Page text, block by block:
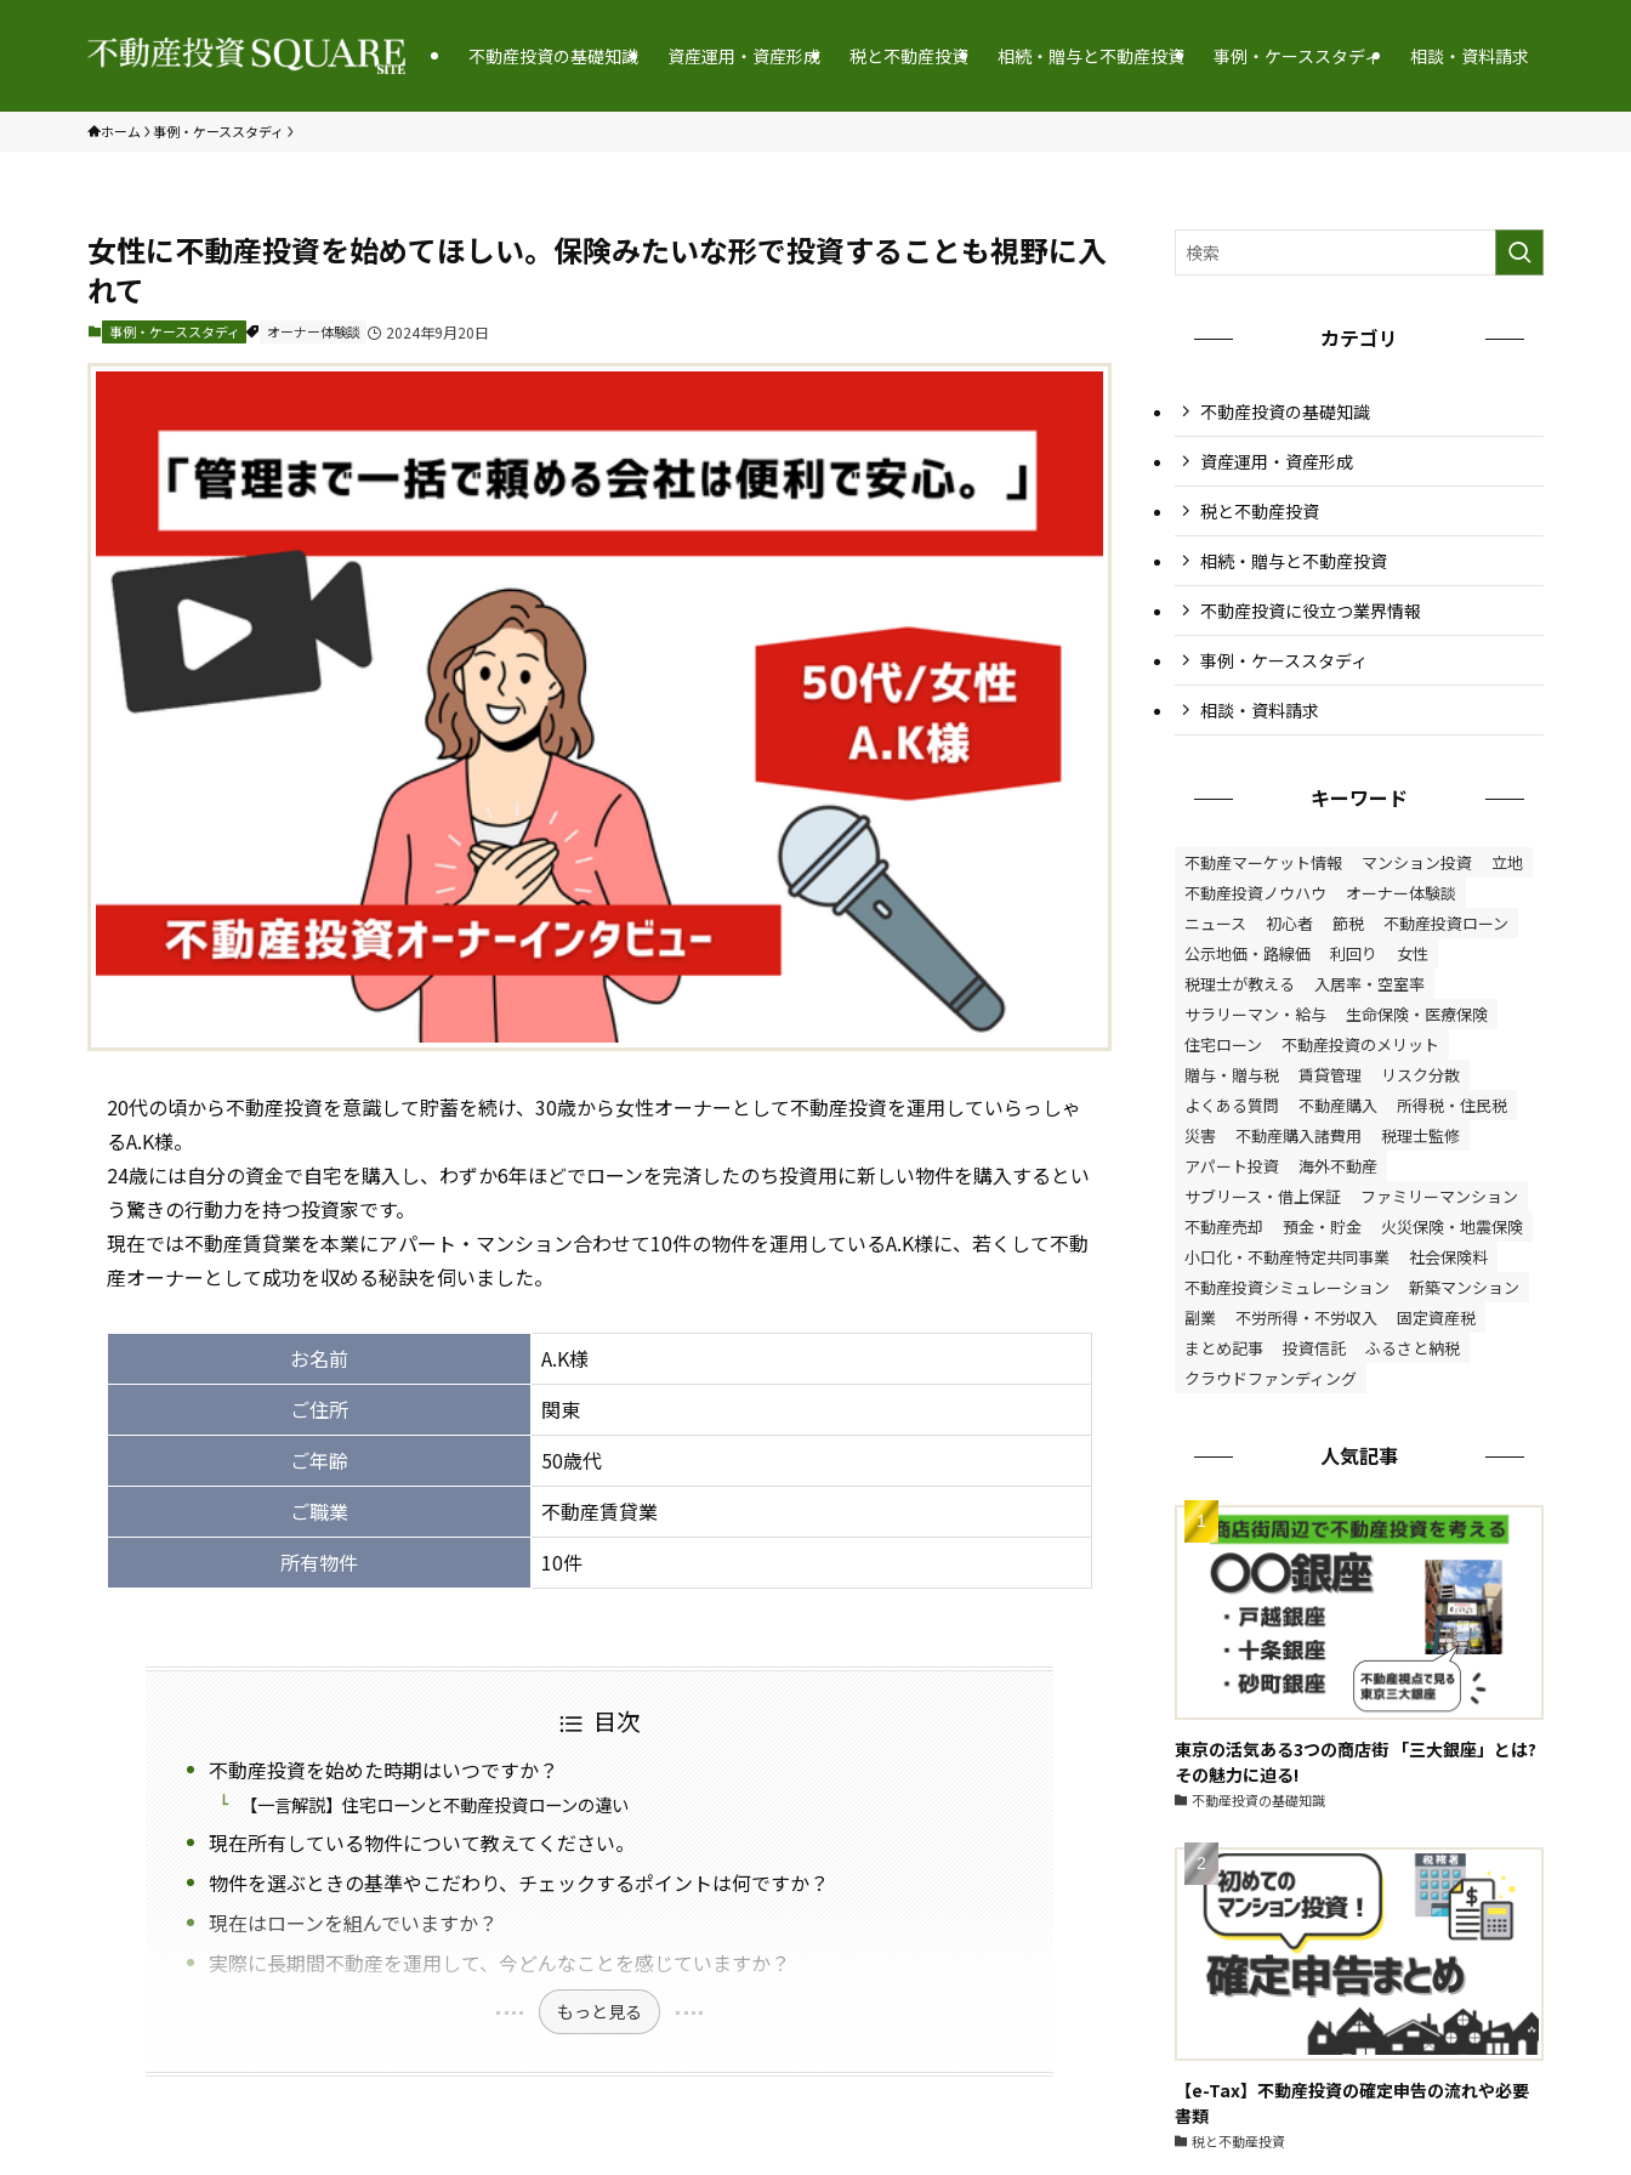
不動産投資の基礎知識 資産運用・資産形成 税と不動産投資 相続・贈与と不動産投資 事例・ケーススタディ 相談・資料請求
ホーム 事例・ケーススタディ
女性に不動産投資を始めてほしい。保険みたいな形で投資することも視野に入
れて
事例・ケーススタディ オーナー体験談 2024年9月20日
20代の頃から不動産投資を意識して貯蓄を続け、30歳から女性オーナーとして不動産投資を運用していらっしゃ
るA.K様。
24歳には自分の資金で自宅を購入し、わずか6年ほどでローンを完済したのち投資用に新しい物件を購入するとい
う驚きの行動力を持つ投資家です。
現在では不動産賃貸業を本業にアパート・マンション合わせて10件の物件を運用しているA.K様に、若くして不動
産オーナーとして成功を収める秘訣を伺いました。
お名前
A.K様
ご住所
関東
ご年齢
50歳代
ご職業
不動産賃貸業
所有物件
10件
目次
不動産投資を始めた時期はいつですか？
【一言解説】住宅ローンと不動産投資ローンの違い
現在所有している物件について教えてください。
物件を選ぶときの基準やこだわり、チェックするポイントは何ですか？
現在はローンを組んでいますか？
実際に長期間不動産を運用して、今どんなことを感じていますか？
もっと見る
カテゴリ
不動産投資の基礎知識
資産運用・資産形成
税と不動産投資
相続・贈与と不動産投資
不動産投資に役立つ業界情報
事例・ケーススタディ
相談・資料請求
キーワード
不動産マーケット情報 マンション投資
立地
不動産投資ノウハウ
オーナー体験談
ニュース
初心者 節税
不動産投資ローン
公示地価・路線価
利回り
女性
税理士が教える
入居率・空室率
サラリーマン・給与
生命保険・医療保険
住宅ローン
不動産投資のメリット
贈与・贈与税
賃貸管理
リスク分散
よくある質問
不動産購入
所得税・住民税
災害
不動産購入諸費用
税理士監修
アパート投資
海外不動産
サブリース・借上保証
ファミリーマンション
不動産売却
預金・貯金
火災保険・地震保険
小口化・不動産特定共同事業
社会保険料
不動産投資シミュレーション
新築マンション
副業
不労所得・不労収入
固定資産税
まとめ記事
投資信託
ふるさと納税
クラウドファンディング
人気記事
東京の活気ある3つの商店街 「三大銀座」とは?
その魅力に迫る!
不動産投資の基礎知識
【e-Tax】不動産投資の確定申告の流れや必要
書類
税と不動産投資